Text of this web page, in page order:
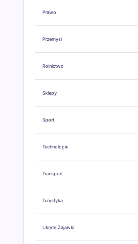
Prawo
Przemysł
Rolnictwo
Sklepy
Sport
Technologie
Transport
Turystyka
Ukryte Zajawki